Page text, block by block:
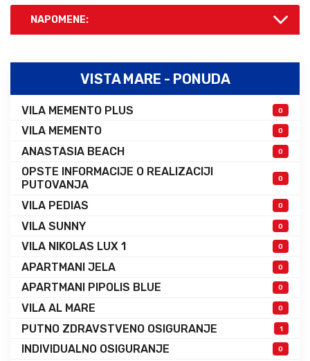
NAPOMENE:
VISTA MARE - PONUDA
VILA MEMENTO PLUS 0
VILA MEMENTO 0
ANASTASIA BEACH 0
OPSTE INFORMACIJE O REALIZACIJI
PUTOVANJA
0
VILA PEDIAS 0
VILA SUNNY 0
VILA NIKOLAS LUX 1 0
APARTMANI JELA 0
APARTMANI PIPOLIS BLUE 0
VILA AL MARE 0
PUTNO ZDRAVSTVENO OSIGURANJE 1
INDIVIDUALNO OSIGURANJE 0